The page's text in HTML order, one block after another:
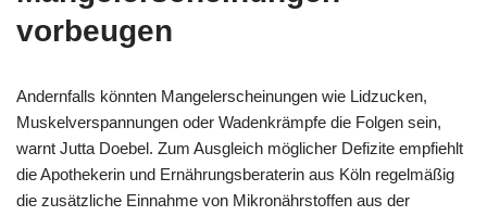
vorbeugen
Andernfalls könnten Mangelerscheinungen wie Lidzucken,
Muskelverspannungen oder Wadenkrämpfe die Folgen sein,
warnt Jutta Doebel. Zum Ausgleich möglicher Defizite empfiehlt
die Apothekerin und Ernährungsberaterin aus Köln regelmäßig
die zusätzliche Einnahme von Mikronährstoffen aus der